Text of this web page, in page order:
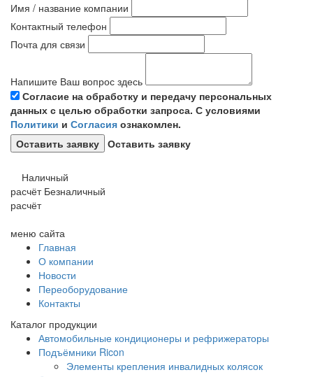
Имя / название компании
Контактный телефон
Почта для связи
Напишите Ваш вопрос здесь
Согласие на обработку и передачу персональных
данных с целью обработки запроса. С условиями
Политики и Согласия ознакомлен.
Оставить заявку
Наличный
расчёт Безналичный
расчёт
меню сайта
Главная
О компании
Новости
Переоборудование
Контакты
Каталог продукции
Автомобильные кондиционеры и рефрижераторы
Подъёмники Ricon
Элементы крепления инвалидных колясок